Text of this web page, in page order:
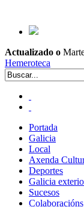
Actualizado o
Hemeroteca
Portada
Galicia
Local
Axenda
Deportes
Galicia
Sucesos
Colaboracións